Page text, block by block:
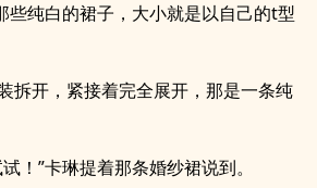
些纯白的裙子，大小就是以自己的t型
拆开，紧接着完全展开，那是一条纯
！”卡琳提着那条婚纱裙说到。